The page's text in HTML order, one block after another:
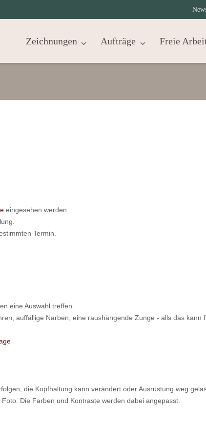
Zeichnungen Aufträge Freie
eingesehen werden.
Termin.
eine Auswahl treffen.
auffällige Narben, eine raushängende Zunge - alls das kann
die Kopfhaltung kann verändert oder Ausrüstung weg
Die Farben und Kontraste werden dabei angepasst.